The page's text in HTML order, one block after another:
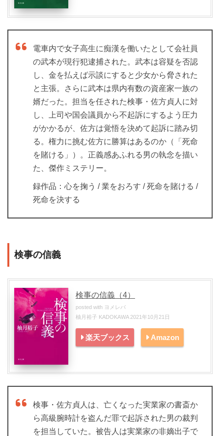
電車内で女子高生に痴漢を働いたとして会社員
の武本が現行犯逮捕された。武本は容疑を否認
し、金を払えば示談にすると少女から脅された
と主張。さらに武本は県内有数の資産家一族の
婿だった。担当を任された検事・佐方貞人に対
し、上司や国会議員から不起訴にするよう圧力
がかかるが、佐方は覚悟を決めて起訴に踏み切
る。権力に挑む佐方に勝算はあるのか（「死命
を賭ける」）。正義感あふれる男の執念を描い
た、傑作ミステリー。
録作品：心を掬う / 業をおろす / 死命を賭ける /
死命を決する
検事の信義
検事の信義（4）
posted with ヨメレバ
柚月裕子 KADOKAWA 2021年10月21日
楽天ブックス Amazon
検事・佐方貞人は、亡くなった実業家の書斎か
ら高級腕時計を盗んだ罪で起訴された男の裁判
を担当していた。被告人は実業家の非嫡出子で